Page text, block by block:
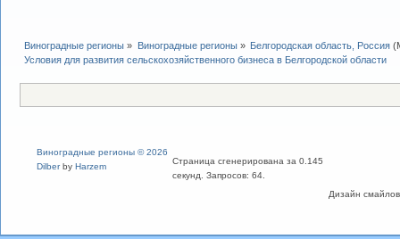
Виноградные регионы » Виноградные регионы» Белгородская область, Россия
Условия для развития сельскохозяйственного бизнеса в Белгородской области
Дизайн
Виноградные регионы © 2026
Dilberby Harzem
Страница сгенерирована за 0.145
секунд. Запросов: 64.